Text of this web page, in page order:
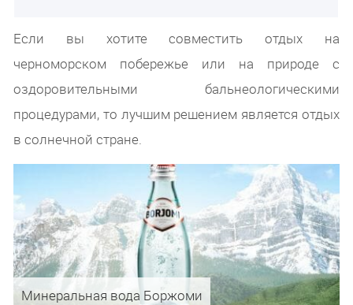
Если вы хотите совместить отдых на
черноморском побережье или на природе с
оздоровительными бальнеологическими
процедурами, то лучшим решением является отдых
в солнечной стране.
Минеральная вода Боржоми